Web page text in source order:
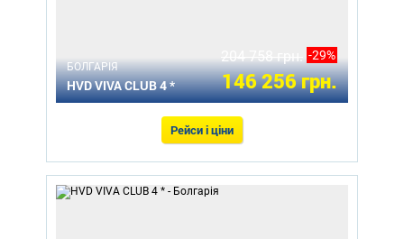
БОЛГАРІЯ
HVD VIVA CLUB 4 *
204 758 грн. -29%
146 256 грн.
Рейси і ціни